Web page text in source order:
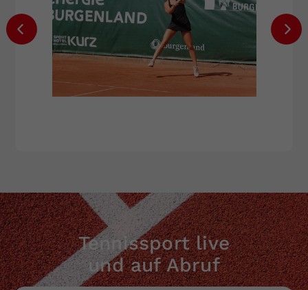
Tennissport live
und auf Abruf